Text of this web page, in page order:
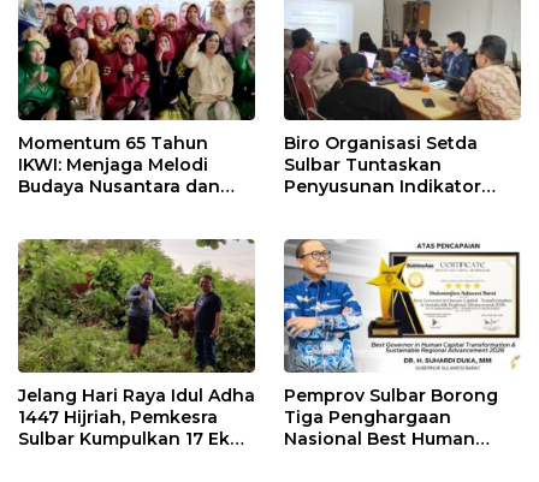
Momentum 65 Tahun
IKWI: Menjaga Melodi
Budaya Nusantara dan
Biro Organisasi Setda
Sulbar Tuntaskan
Penyusunan Indikator
Jelang Hari Raya Idul Adha
1447 Hijriah, Pemkesra
Sulbar Kumpulkan 17 Ekor
Pemprov Sulbar Borong
Tiga Penghargaan
Nasional Best Human